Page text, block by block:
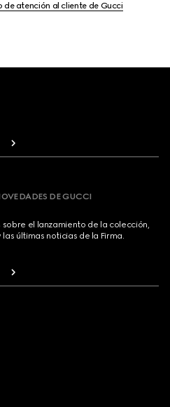
atención al cliente de Gucci
DE GUCCI
el lanzamiento de la colección,
últimas noticias de la Firma.